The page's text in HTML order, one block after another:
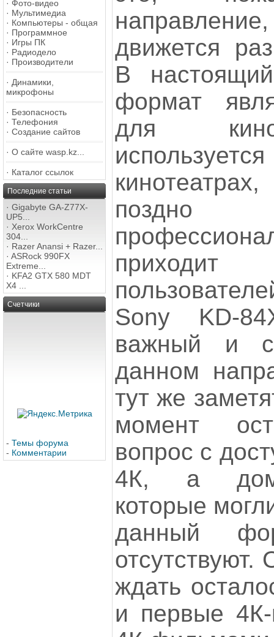
· Фото-видео
· Мультимедиа
· Компьютеры - общая
· Программное
· Игры ПК
· Радиодело
· Производители
· Динамики,
микрофоны
· Безопасность
· Телефония
· Создание сайтов
· О сайте wasp.kz...
· Каталог ссылок
Последние статьи
· Gigabyte GA-Z77X-
UP5...
· Xerox WorkCentre
304...
· Razer Anansi + Razer...
· ASRock 990FX
Extreme...
· KFA2 GTX 580 MDT
X4 ...
Счетчики
- Темы форума
- Комментарии
движется
В
формат
для
Sony KD-
важный и
данном
тут же
момент
вопрос с
4К, а
которые
данный
отсутствуют.
ждать
и первые